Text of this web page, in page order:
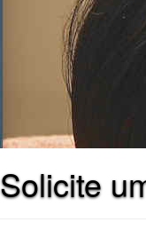
Solicite